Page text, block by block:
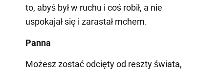
to, abyś był w ruchu i coś robił, a nie
uspokajał się i zarastał mchem.
Panna
Możesz zostać odcięty od reszty świata,